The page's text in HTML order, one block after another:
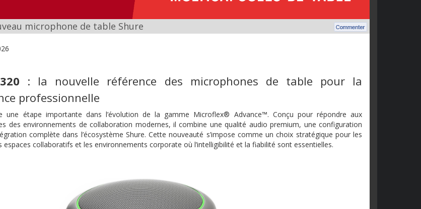
microphone de table Shure
: la nouvelle référence des microphones de table pour la
professionnelle
une étape importante dans l’évolution de la gamme Microflex® Advance™. Conçu pour répondre aux
des environnements de collaboration modernes, il combine une qualité audio premium, une configuration
complète dans l’écosystème Shure. Cette nouveauté s’impose comme un choix stratégique pour les
espaces collaboratifs et les environnements corporate où l’intelligibilité et la fiabilité sont essentielles.